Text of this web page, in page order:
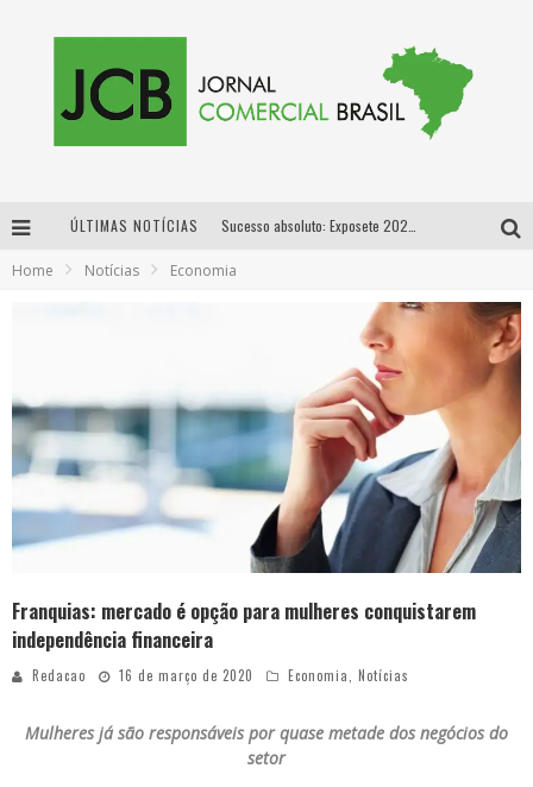
ÚLTIMAS NOTÍCIAS
Home Notícias Economia
Franquias: mercado é opção para mulheres conquistarem
independência financeira
Redacao 16 de março de 2020 Economia, Notícias
Mulheres já são responsáveis por quase metade dos negócios do
setor